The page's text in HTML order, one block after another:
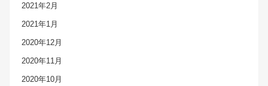
2021年2月
2021年1月
2020年12月
2020年11月
2020年10月